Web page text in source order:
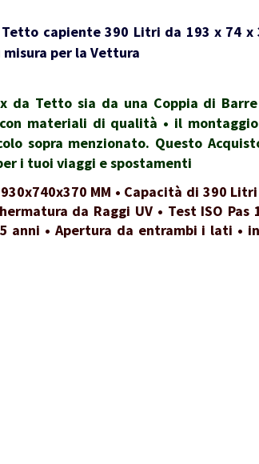
capiente 390 Litri da 193 x 74 x
per la Vettura
da Tetto sia da una Coppia di
materiali di qualità • il
sopra menzionato. Questo
i tuoi viaggi e spostamenti
MM • Capacità di 390
da Raggi UV • Test ISO
anni • Apertura da entrambi i lati •